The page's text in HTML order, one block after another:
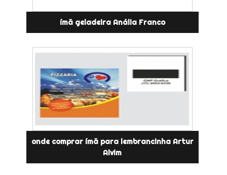
ímã geladeira Anália Franco
onde comprar ímã para lembrancinha Artur
Alvim